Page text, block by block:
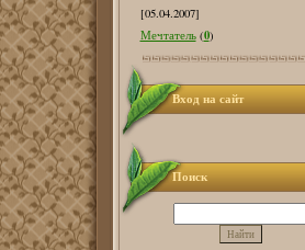
[05.04.2007]
Мечтатель (0)
Вход на сайт
Поиск